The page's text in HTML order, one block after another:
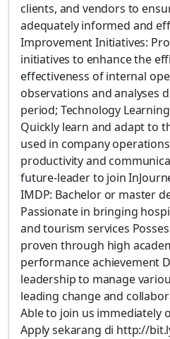
clients, and vendors to
adequately informed and
Improvement Initiatives:
initiatives to enhance the
effectiveness of internal
observations and analyses
period; Technology
Quickly learn and adapt to
used in company
productivity and
future-leader to join
IMDP: Bachelor or master
Passionate in bringing
and tourism services
proven through high
performance achievement
leadership to manage
leading change and
Able to join us immediately
Apply sekarang di http://